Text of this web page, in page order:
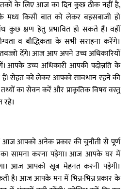
के लिए आज का दिन कुछ ठीक नहीं है,
किसी बात को लेकर बहसबाजी हो
क्षण हेतु प्रभावित हो सकते हैं। वहीं
व बौद्धिकता के सभी सराहना करेंगे।
देंगे। आज आप अपने उच्च अधिकारियों
आपके उच्च अधिकारी आपकी पदोन्नति के
सेहत को लेकर आपको सावधान रहने की
का सेवन करें और प्राकृतिक विषय वस्तु
में आज आपको अनेक प्रकार की चुनौती से पूर्ण
का सामना करना पड़ेगा। आज आपके घर में
आज आपको खूब मेहनत करनी पड़ेगी।
है। आज आपके मन में भिन्न-भिन्न प्रकार के